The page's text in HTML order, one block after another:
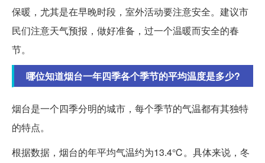
保暖，尤其是在早晚时段，室外活动要注意安全。建议市
民们注意天气预报，做好准备，过一个温暖而安全的春
节。
哪位知道烟台一年四季各个季节的平均温度是多少?
烟台是一个四季分明的城市，每个季节的气温都有其独特
的特点。
根据数据，烟台的年平均气温约为13.4℃。具体来说，冬